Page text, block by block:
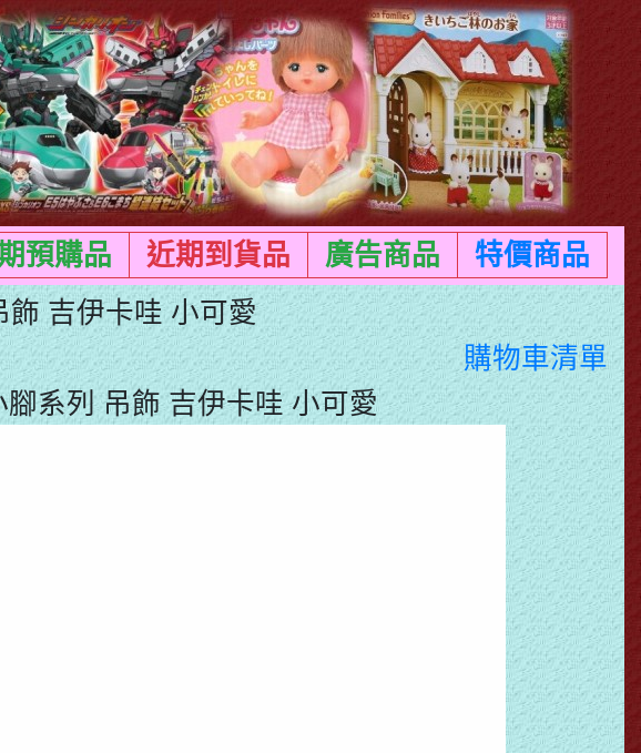
預購品 近期到貨品 廣告商品
特價商品
吉伊卡哇 小可愛
購物車清單
系列 吊飾 吉伊卡哇 小可愛